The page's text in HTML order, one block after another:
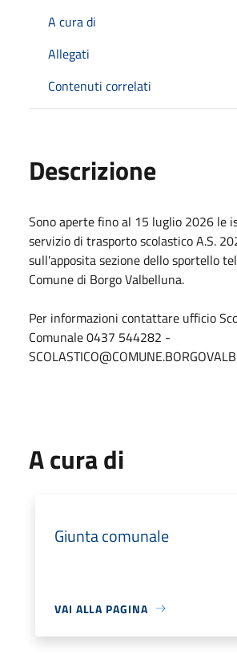
A cura di
Allegati
Contenuti correlati
Descrizione
Sono aperte fino al 15 luglio 2026 le
servizio di trasporto scolastico A.S.
sull'apposita sezione dello sportello
Comune di Borgo Valbelluna.
Per informazioni contattare ufficio
Comunale 0437 544282 -
A cura di
Giunta comunale
VAI ALLA PAGINA